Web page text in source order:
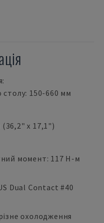
150-660 мм
(36,2" x 17,1")
момент: 117 Н-м
Dual Contact #40
охолодження